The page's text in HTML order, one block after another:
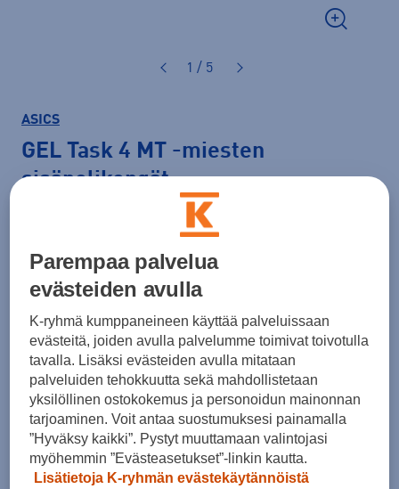
1 / 5
ASICS
GEL Task 4 MT -miesten
sisäpelikengät
Väri Valkoinen
46,5 47
Kokotaulukko
Parempaa palvelua
evästeiden avulla
K-ryhmä kumppaneineen käyttää palveluissaan
evästeitä, joiden avulla palvelumme toimivat toivotulla
tavalla. Lisäksi evästeiden avulla mitataan
palveluiden tehokkuutta sekä mahdollistetaan
yksilöllinen ostokokemus ja personoidun mainonnan
tarjoaminen. Voit antaa suostumuksesi painamalla
”Hyväksy kaikki”. Pystyt muuttamaan valintojasi
myöhemmin ”Evästeasetukset”-linkin kautta.
Lisätietoja K-ryhmän evästekäytännöistä